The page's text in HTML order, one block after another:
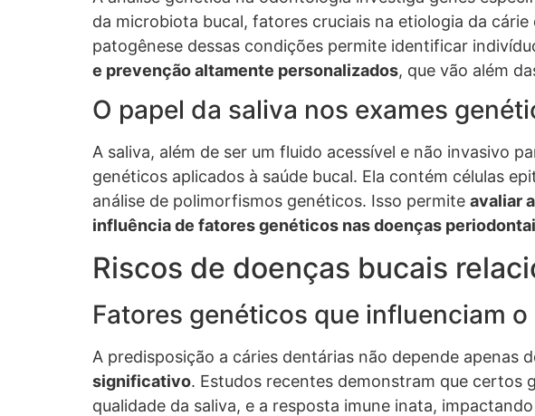
da microbiota bucal, fatores cruciais na etiologia da
patogênese dessas condições permite identificar
e prevenção altamente personalizados, que vão além
O papel da saliva nos exames
A saliva, além de ser um fluido acessível e não invasivo
genéticos aplicados à saúde bucal. Ela contém células
análise de polimorfismos genéticos. Isso permite avaliar a
influência de fatores genéticos nas doenças
Riscos de doenças bucais
Fatores genéticos que influenciam
A predisposição a cáries dentárias não depende apenas
significativo. Estudos recentes demonstram que certos
qualidade da saliva, e a resposta imune inata,